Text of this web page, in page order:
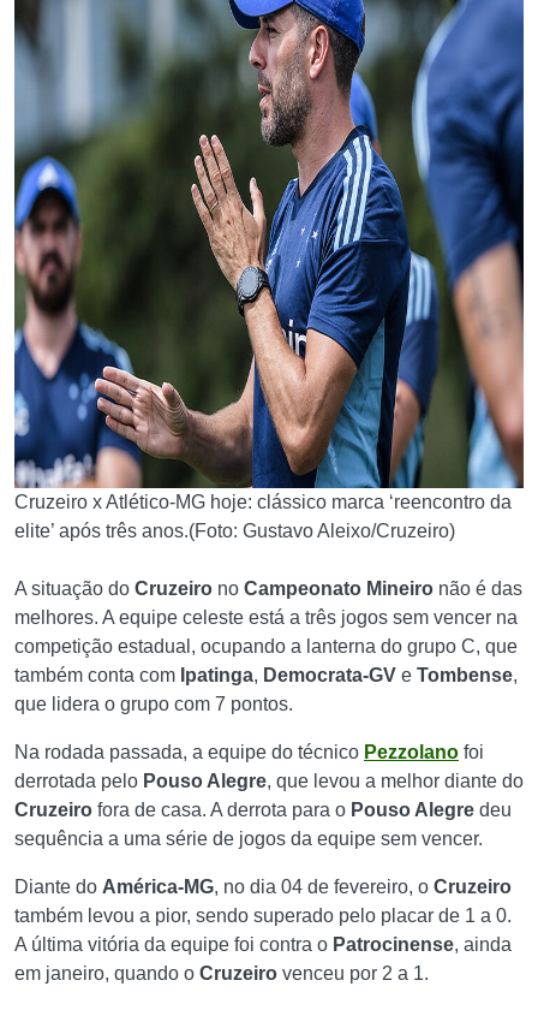
Cruzeiro x Atlético-MG hoje: clássico marca ‘reencontro da
elite’ após três anos.(Foto: Gustavo Aleixo/Cruzeiro)
A situação do Cruzeiro no Campeonato Mineiro não é das
melhores. A equipe celeste está a três jogos sem vencer na
competição estadual, ocupando a lanterna do grupo C, que
também conta com Ipatinga, Democrata-GV e Tombense,
que lidera o grupo com 7 pontos.
Na rodada passada, a equipe do técnico Pezzolano foi
derrotada pelo Pouso Alegre, que levou a melhor diante do
Cruzeiro fora de casa. A derrota para o Pouso Alegre deu
sequência a uma série de jogos da equipe sem vencer.
Diante do América-MG, no dia 04 de fevereiro, o Cruzeiro
também levou a pior, sendo superado pelo placar de 1 a 0.
A última vitória da equipe foi contra o Patrocinense, ainda
em janeiro, quando o Cruzeiro venceu por 2 a 1.